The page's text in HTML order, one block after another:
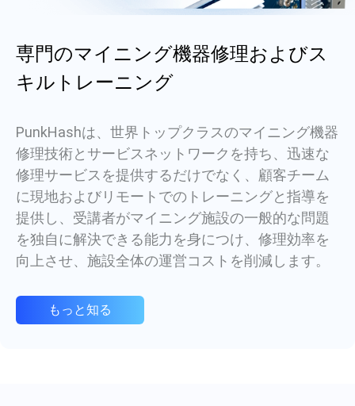
専門のマイニング機器修理およびス
キルトレーニング
PunkHashは、世界トップクラスのマイニング機器
修理技術とサービスネットワークを持ち、迅速な
修理サービスを提供するだけでなく、顧客チーム
に現地およびリモートでのトレーニングと指導を
提供し、受講者がマイニング施設の一般的な問題
を独自に解決できる能力を身につけ、修理効率を
向上させ、施設全体の運営コストを削減します。
もっと知る